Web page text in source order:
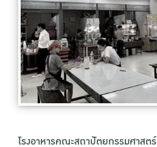
โรงอาหารคณะสถาปัตยกรรมศาสตร์